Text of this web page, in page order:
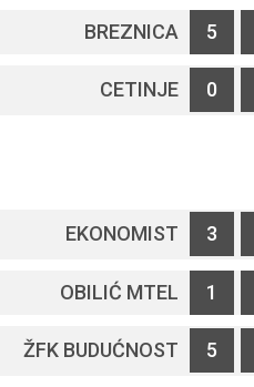
BREZNICA 5
CETINJE 0
EKONOMIST 3
OBILIĆ MTEL 1
ŽFK BUDUĆNOST 5